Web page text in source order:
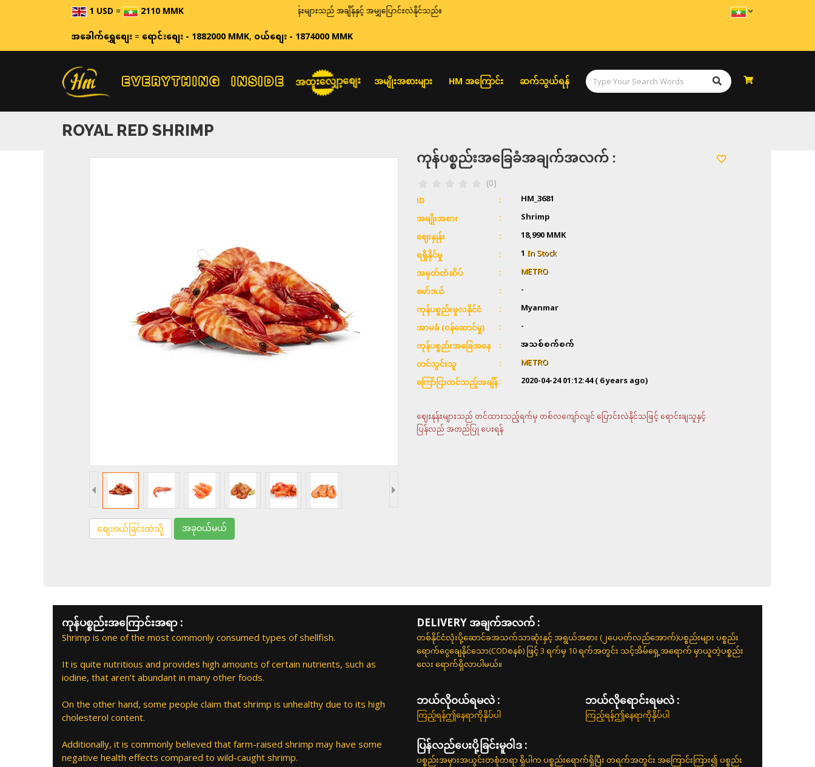
1 USD= 2110 MMK ဈေးနှုန်းများသည် အချိန်နှင့် အမျှပြောင်းလဲနိုင်သည်။
အခေါက်ရွှေစျေး=ရောင်းစျေး - 1882000 MMK,ဝယ်စျေး - 1874000 MMK
အထူးလျှော့စျေး အမျိုးအစားများ HM အကြောင်း ဆက်သွယ်ရန်
ROYAL RED SHRIMP
ကုန်ပစ္စည်းအခြေခံအချက်အလက် :
(0)
ID HM_3681
အမျိုးအစား Shrimp
ဈေးနှုန်း 18,990 MMK
ရရှိနိုင်မှု 1In Stock
အမှတ်တံဆိပ် METRO
မော်ဒယ် -
ကုန်ပစ္စည်းမူလနိုင်ငံ Myanmar
အာမခံ (ဝန်ဆောင်မှု) -
ကုန်ပစ္စည်းအခြေအနေ အသစ်စက်စက်
တင်သွင်းသူ METRO
ကြော်ငြာတင်သည့်အချိန် 2020-04-24 01:12:44( 6 years ago)
ဈေးနုန်းများသည် တင်ထားသည့်ရက်မှ တစ်လကျော်လျင် ပြောင်းလဲနိုင်သဖြင့် ရောင်းချသူနှင့်
ပြန်လည် အတည်ပြု ပေးရန်
စျေးဝယ်ခြင်းထဲသို့ အခုဝယ်မယ်
ကုန်ပစ္စည်းအကြောင်းအရာ :
Shrimp is one of the most commonly consumed types of shellfish.
It is quite nutritious and provides high amounts of certain nutrients, such as
iodine, that aren’t abundant in many other foods.
On the other hand, some people claim that shrimp is unhealthy due to its high
cholesterol content.
Additionally, it is commonly believed that farm-raised shrimp may have some
negative health effects compared to wild-caught shrimp.
DELIVERY အချက်အလက် :
တစ်နိုင်ငံလုံးပို့ဆောင်ခအသက်သာဆုံးနှင့် အရွယ်အစား (၂ပေပတ်လည်အောက်)ပစ္စည်းများ ပစ္စည်း
ရောက်ငွေချေနိုင်သော(CODစနစ်) ဖြင့် 3 ရက်မှ 10 ရက်အတွင်း သင့်အိမ်ရှေ့အရောက် မှာယူတဲ့ပစ္စည်း
လေး ရောက်ရှိလာပါမယ်။
ဘယ်လို၀ယ်ရမလဲ :
ကြည့်ရန်ဤနေရာကိုနှိပ်ပါ
ဘယ်လိုရောင်းရမလဲ :
ကြည့်ရန်ဤနေရာကိုနှိပ်ပါ
ပြန်လည်ပေးပို့ခြင်းမူဝါဒ :
ပစ္စည်းအမှားအယွင်းတစုံတရာ ရှိပါက ပစ္စည်းရောက်ရှိပြီး တရက်အတွင်း အကြောင်းကြား၍ ပစ္စည်း